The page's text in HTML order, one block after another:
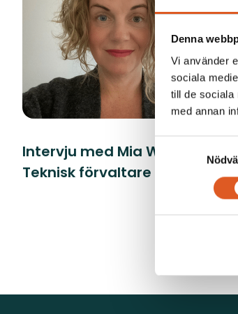
Denna
Vi använder
sociala
till de sociala
med annan
Intervju med Mia Wahlgren -
Teknisk förvaltare